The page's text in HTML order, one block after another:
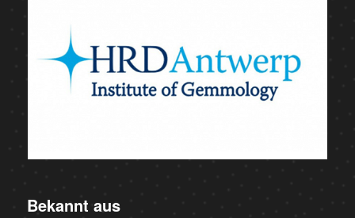
Bekannt aus